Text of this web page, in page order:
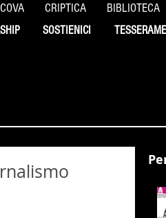
CRIPTICA BIBLIOTECA
SOSTIENICI